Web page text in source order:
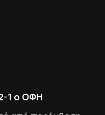
1 ο ΟΦΗ